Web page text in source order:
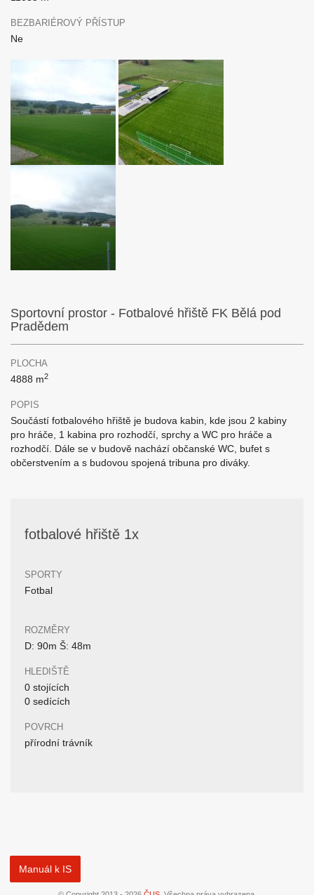
BEZBARIÉROVÝ PŘÍSTUP
Ne
Sportovní prostor - Fotbalové hřiště FK Bělá pod
Pradědem
PLOCHA
4888 m2
POPIS
Součástí fotbalového hřiště je budova kabin, kde jsou 2 kabiny
pro hráče, 1 kabina pro rozhodčí, sprchy a WC pro hráče a
rozhodčí. Dále se v budově nachází občanské WC, bufet s
občerstvením a s budovou spojená tribuna pro diváky.
fotbalové hřiště 1x
SPORTY
Fotbal
ROZMĚRY
D: 90m Š: 48m
HLEDIŠTĚ
0 stojících
0 sedících
POVRCH
přírodní trávník
Manuál k IS